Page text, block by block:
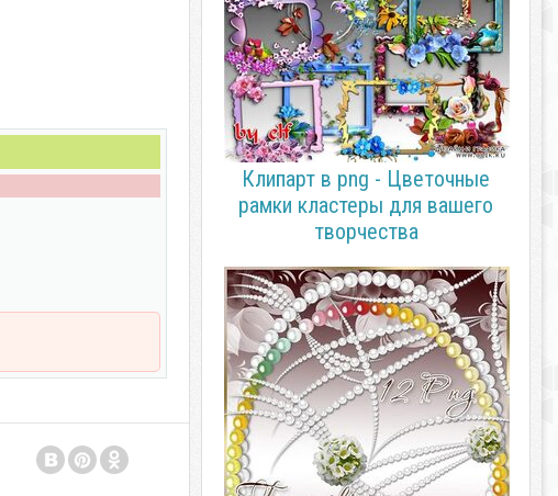
Клипарт в png - Цветочные
рамки кластеры для вашего
творчества